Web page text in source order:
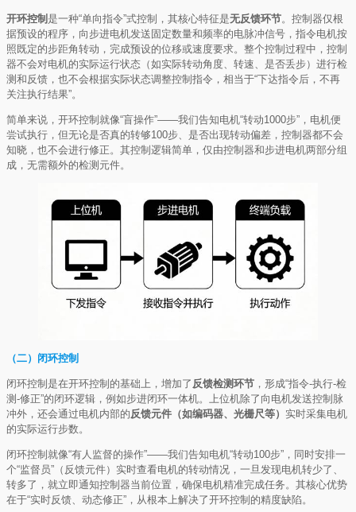
开环控制 是一种“单向指令”式控制，其核心特征是无反馈环节。控制器仅根
据预设的程序，向步进电机发送固定数量和频率的电脉冲信号，指令电机按
照既定的步距角转动，完成预设的位移或速度要求。整个控制过程中，控制
器不会对电机的实际运行状态（如实际转动角度、转速、是否丢步）进行检
测和反馈，也不会根据实际状态调整控制指令，相当于“下达指令后，不再
关注执行结果”。
简单来说，开环控制就像“盲操作”——我们告知电机“转动1000步”，电机便
尝试执行，但无论是否真的转够100步、是否出现转动偏差，控制器都不会
知晓，也不会进行修正。其控制逻辑简单，仅由控制器和步进电机两部分组
成，无需额外的检测元件。
（二）闭环控制
闭环控制是在开环控制的基础上，增加了 反馈检测环节 ，形成“指令-执行-检
测-修正”的闭环逻辑，例如步进闭环一体机。上位机除了向电机发送控制脉
冲外，还会通过电机内部的 反馈元件（如编码器、光栅尺等） 实时采集电机
的实际运行步数。
闭环控制就像“有人监督的操作”——我们告知电机“转动100步”，同时安排一
个“监督员”（反馈元件）实时查看电机的转动情况，一旦发现电机转少了、
转多了，就立即通知控制器当前位置，确保电机精准完成任务。其核心优势
在于“实时反馈、动态修正”，从根本上解决了开环控制的精度缺陷。